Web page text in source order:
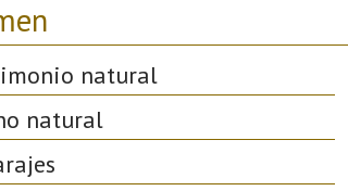
natural
natural